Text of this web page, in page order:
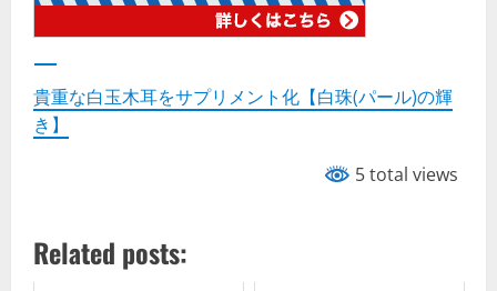
貴重な白玉木耳をサプリメント化【白珠(パール)の輝
き】
5 total views
Related posts: